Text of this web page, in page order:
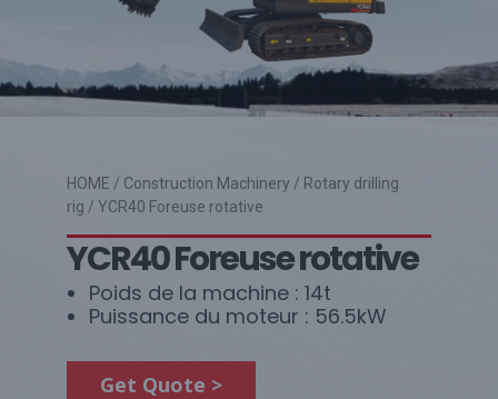
HOME / Construction Machinery / Rotary drilling
rig / YCR40 Foreuse rotative
YCR40 Foreuse rotative
Poids de la machine : 14t
Puissance du moteur : 56.5kW
Get Quote >